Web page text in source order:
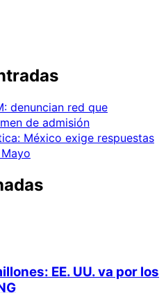
denuncian red que
de admisión
México exige respuestas
EE. UU. va por los